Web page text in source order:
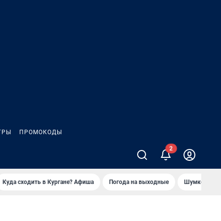
ПРОМОКОДЫ
2
Куда сходить в Кургане? Афиша Погода на выходные Шумков в